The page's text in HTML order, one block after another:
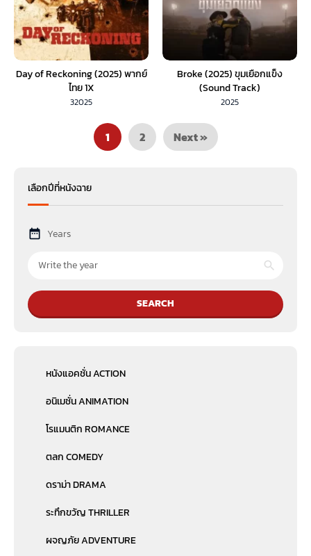
Day of Reckoning (2025) พากย์
ไทย 1X
32025
Broke (2025) ขุมเยือกแข็ง
(Sound Track)
2025
1 2 Next »
เลือกปีที่หนังฉาย
Years
SEARCH
หนังแอคชั่น ACTION
อนิเมชั่น ANIMATION
โรแมนติก ROMANCE
ตลก COMEDY
ดราม่า DRAMA
ระทึกขวัญ THRILLER
ผจญภัย ADVENTURE